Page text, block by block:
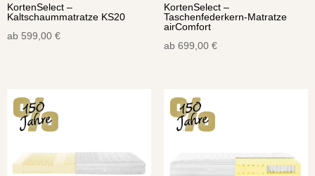
KortenSelect –
Kaltschaummatratze KS20
ab 599,00 €
KortenSelect –
Taschenfederkern-Matratze
airComfort
ab 699,00 €